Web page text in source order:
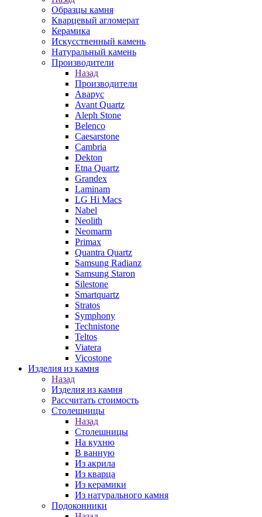
Образцы камня
Кварцевый агломерат
Керамика
Искусственный камень
Натуральный камень
Производители
Назад
Производители
Аварус
Avant Quartz
Aleph Stone
Belenco
Caesarstone
Cambria
Dekton
Etna Quartz
Grandex
Laminam
LG Hi Macs
Nabel
Neolith
Neomarm
Primax
Quantra Quartz
Samsung Radianz
Samsung Staron
Silestone
Smartquartz
Stratos
Symphony
Technistone
Teltos
Viatera
Vicostone
Изделия из камня
Назад
Изделия из камня
Рассчитать стоимость
Столешницы
Назад
Столешницы
На кухню
В ванную
Из акрила
Из кварца
Из керамики
Из натурального камня
Подоконники